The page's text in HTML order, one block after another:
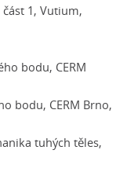
část 1, Vutium,
bodu, CERM
bodu, CERM Brno,
tuhých těles,